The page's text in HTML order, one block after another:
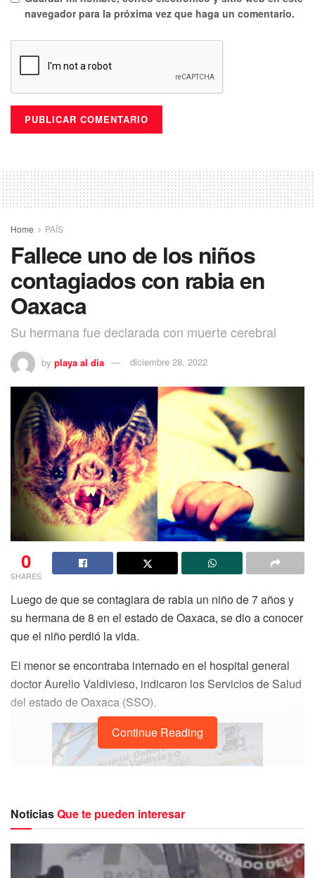
navegador para la próxima vez que haga un comentario.
Home PAÍS
Fallece uno de los niños
contagiados con rabia en
Oaxaca
Su hermana fue declarada con muerte cerebral
by playa al dia diciembre 28, 2022
0
SHARES
Luego de que se contagiara de rabia un niño de 7 años y
su hermana de 8 en el estado de Oaxaca, se dio a conocer
que el niño perdió la vida.
El menor se encontraba internado en el hospital general
doctor Aurelio Valdivieso, indicaron los Servicios de Salud
del estado de Oaxaca (SSO).
Recordemos que el menor era originario de la localidad de
Continue Reading
NoticiasQue te pueden interesar